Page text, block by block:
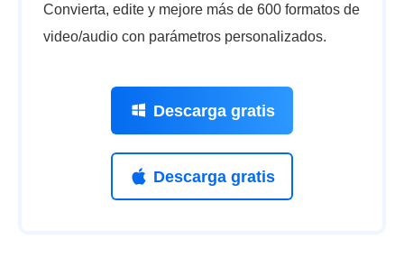
Convierta, edite y mejore más de 600 formatos de
video/audio con parámetros personalizados.
Descarga gratis
Descarga gratis